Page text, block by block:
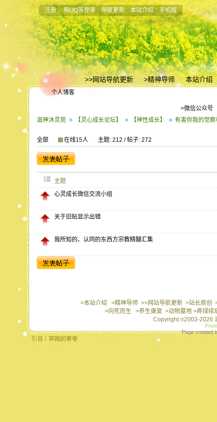
注册 用QQ等登录 导航更新 本站介绍 手机版
本站介绍
>精神导师
>>网站导航更新
个人博客
>微信公众号
滋神沐灵苑
【灵心成长论坛】 【神性成长】 有害你我的觉察
全部 在线15人 主题: 212 / 帖子: 272
主题
心灵成长微信交流小组
关于旧贴显示出错
我所知的、认同的东西方宗教精髓汇集
>本站介绍 >精神导师 >>网站导航更新 >站长原创
>向死而生
>养生康复 >动物墓地 >疼绿续
Copyright©2003-2026
Page created